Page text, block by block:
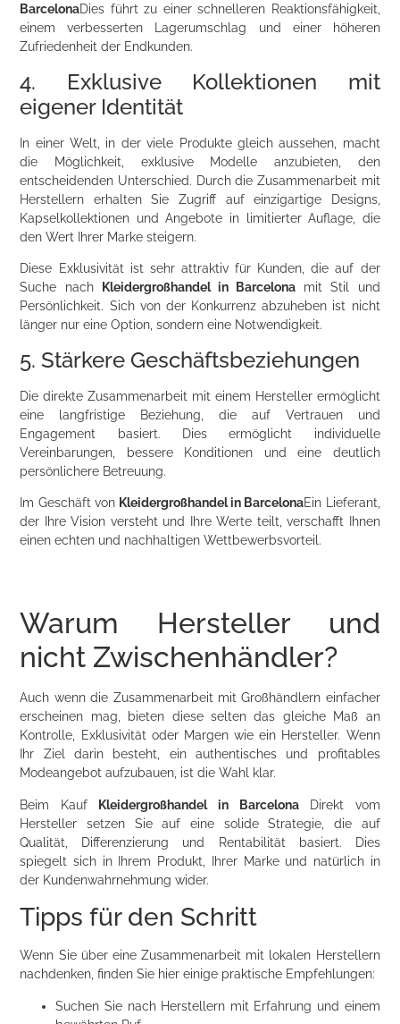
BarcelonaDies führt zu einer schnelleren Reaktionsfähigkeit,
einem verbesserten Lagerumschlag und einer höheren
Zufriedenheit der Endkunden.
4. Exklusive Kollektionen mit
eigener Identität
In einer Welt, in der viele Produkte gleich aussehen, macht
die Möglichkeit, exklusive Modelle anzubieten, den
entscheidenden Unterschied. Durch die Zusammenarbeit mit
Herstellern erhalten Sie Zugriff auf einzigartige Designs,
Kapselkollektionen und Angebote in limitierter Auflage, die
den Wert Ihrer Marke steigern.
Diese Exklusivität ist sehr attraktiv für Kunden, die auf der
Suche nach
Kleidergroßhandel in Barcelona mit Stil und
Persönlichkeit. Sich von der Konkurrenz abzuheben ist nicht
länger nur eine Option, sondern eine Notwendigkeit.
5. Stärkere Geschäftsbeziehungen
Die direkte Zusammenarbeit mit einem Hersteller ermöglicht
eine langfristige Beziehung, die auf Vertrauen und
Engagement basiert. Dies ermöglicht individuelle
Vereinbarungen, bessere Konditionen und eine deutlich
persönlichere Betreuung.
Im Geschäft von Kleidergroßhandel in BarcelonaEin Lieferant,
der Ihre Vision versteht und Ihre Werte teilt, verschafft Ihnen
einen echten und nachhaltigen Wettbewerbsvorteil.
Warum Hersteller und
nicht Zwischenhändler?
Auch wenn die Zusammenarbeit mit Großhändlern einfacher
erscheinen mag, bieten diese selten das gleiche Maß an
Kontrolle, Exklusivität oder Margen wie ein Hersteller. Wenn
Ihr Ziel darin besteht, ein authentisches und profitables
Modeangebot aufzubauen, ist die Wahl klar.
Beim Kauf Kleidergroßhandel in BarcelonaDirekt vom
Hersteller setzen Sie auf eine solide Strategie, die auf
Qualität, Differenzierung und Rentabilität basiert. Dies
spiegelt sich in Ihrem Produkt, Ihrer Marke und natürlich in
der Kundenwahrnehmung wider.
Tipps für den Schritt
Wenn Sie über eine Zusammenarbeit mit lokalen Herstellern
nachdenken, finden Sie hier einige praktische Empfehlungen:
Suchen Sie nach Herstellern mit Erfahrung und einem